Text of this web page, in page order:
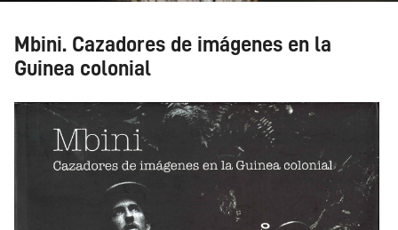
Mbini. Cazadores de imágenes en la
Guinea colonial